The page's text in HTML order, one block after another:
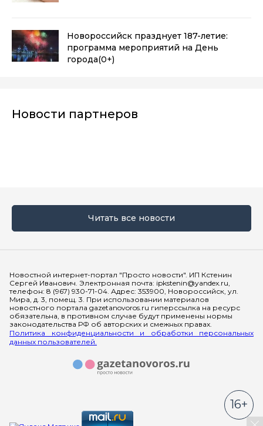
Новороссийск празднует 187-летие:
программа мероприятий на День
города(0+)
Новости партнеров
Читать все новости
Новостной интернет-портал "Просто новости". ИП Кстенин
Сергей Иванович. Электронная почта: ipkstenin@yandex.ru,
телефон: 8 (967) 930-71-04. Адрес: 353900, Новороссийск, ул.
Мира, д. 3, помещ. 3. При использовании материалов
новостного портала gazetanovoros.ru гиперссылка на ресурс
обязательна, в противном случае будут применены нормы
законодательства РФ об авторских и смежных правах.
Политика конфиденциальности и обработки персональных
данных пользователей.
16+